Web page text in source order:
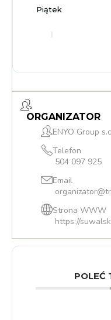
Piątek
ORGANIZATOR
ENYO Group
Telefon
504 097 925
Email
Strona WWW
https://
POLEĆ